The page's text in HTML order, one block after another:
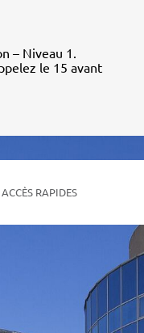
– Niveau 1.
le 15 avant
ACCÈS RAPIDES